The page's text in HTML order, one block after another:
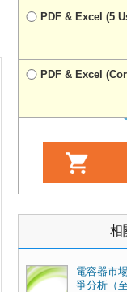
PDF & Excel (5
PDF & Excel
相
電容器市
爭分析（